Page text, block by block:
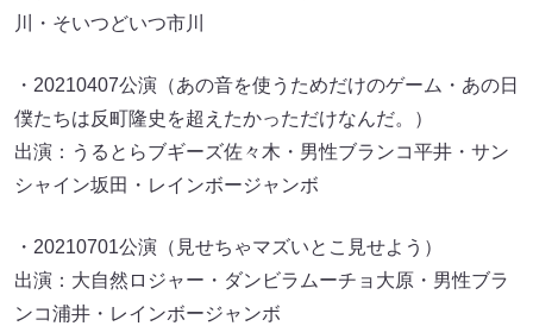
川・そいつどいつ市川
・20210407公演（あの音を使うためだけのゲーム・あの日
僕たちは反町隆史を超えたかっただけなんだ。）
出演：うるとらブギーズ佐々木・男性ブランコ平井・サン
シャイン坂田・レインボージャンボ
・20210701公演（見せちゃマズいとこ見せよう）
出演：大自然ロジャー・ダンビラムーチョ大原・男性ブラ
ンコ浦井・レインボージャンボ